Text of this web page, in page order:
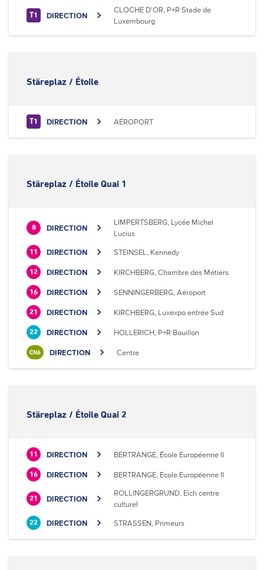
T1 DIRECTION
CLOCHE D'OR, P+R Stade de
Luxembourg
Stäreplaz / Étoile
T1 DIRECTION AÉROPORT
Stäreplaz / Étoile Quai 1
8 DIRECTION
LIMPERTSBERG, Lycée Michel
Lucius
11 DIRECTION STEINSEL, Kennedy
12 DIRECTION KIRCHBERG, Chambre des Métiers
16 DIRECTION SENNINGERBERG, Aéroport
21 DIRECTION KIRCHBERG, Luxexpo entrée Sud
22 DIRECTION HOLLERICH, P+R Bouillon
CN6 DIRECTION Centre
Stäreplaz / Étoile Quai 2
11 DIRECTION BERTRANGE, École Européenne II
16 DIRECTION BERTRANGE, Ecole Européenne II
21 DIRECTION
ROLLINGERGRUND, Eich centre
culturel
22 DIRECTION STRASSEN, Primeurs